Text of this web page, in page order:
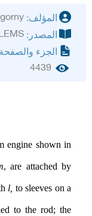
المؤلف:
المصدر:
الجزء
4439
engine shown in
, are attached by
l, to sleeves on a
to the rod; the